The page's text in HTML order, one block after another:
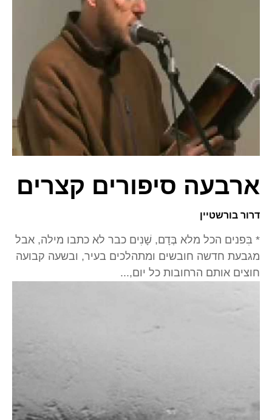
ארבעה סיפורים קצרים
דרור בורשטיין
* בִּפנים הכל מלא בְּדָם, שָׁנִים כבר לא כתבו מילה, אבל
מגבעת חדשה חובשים ומתהלכים בעיר, ובשעה קבועה
חוצים אותם הרחובות כל יום,...